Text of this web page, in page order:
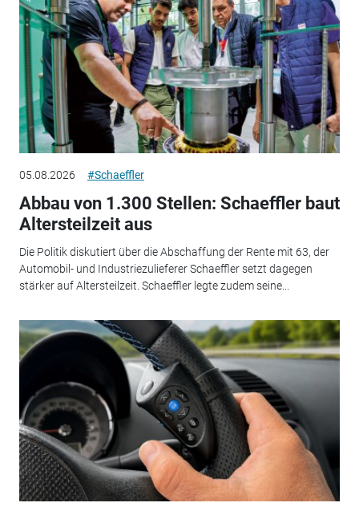
05.08.2026 #Schaeffler
Abbau von 1.300 Stellen: Schaeffler baut
Altersteilzeit aus
Die Politik diskutiert über die Abschaffung der Rente mit 63, der
Automobil- und Industriezulieferer Schaeffler setzt dagegen
stärker auf Altersteilzeit. Schaeffler legte zudem seine...